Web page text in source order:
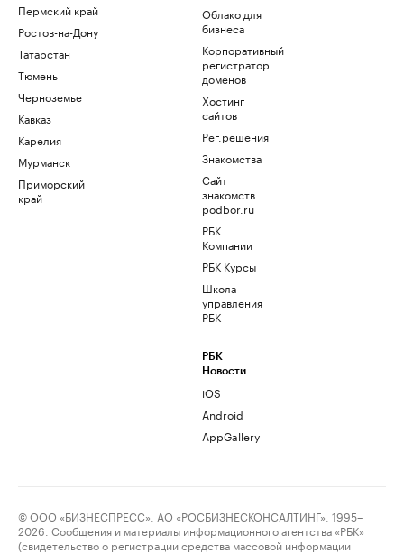
Пермский край
Ростов-на-Дону
Татарстан
Тюмень
Черноземье
Кавказ
Карелия
Мурманск
Приморский
край
Облако для
бизнеса
Корпоративный
регистратор
доменов
Хостинг
сайтов
Рег.решения
Знакомства
Сайт
знакомств
podbor.ru
РБК
Компании
РБК Курсы
Школа
управления
РБК
РБК
Новости
iOS
Android
AppGallery
© ООО «БИЗНЕСПРЕСС», АО «РОСБИЗНЕСКОНСАЛТИНГ», 1995–
2026. Сообщения и материалы информационного агентства «РБК»
(свидетельство о регистрации средства массовой информации